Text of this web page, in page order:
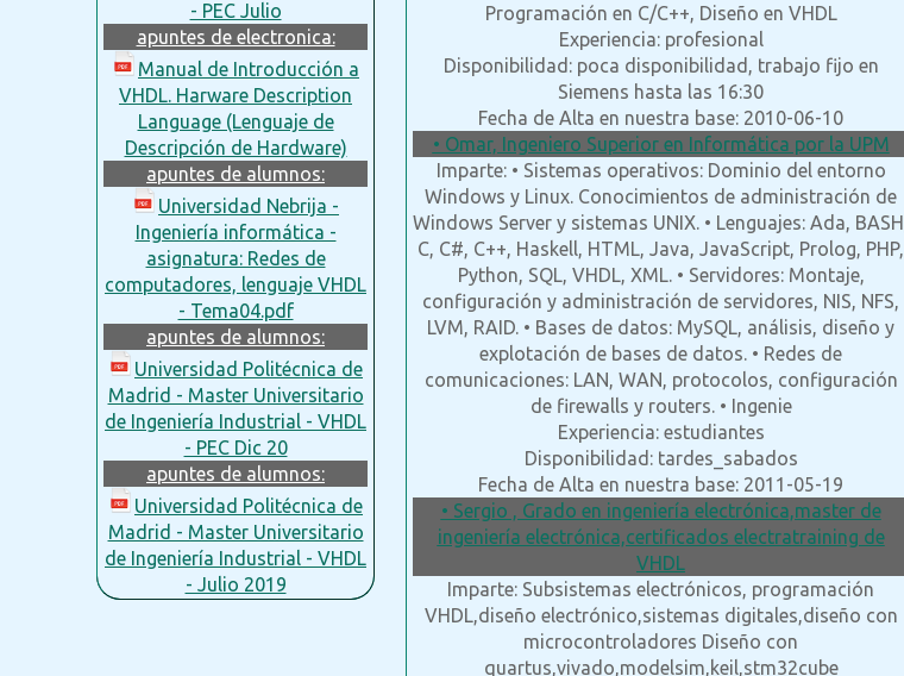
- PEC Julio
apuntes de electronica:
Manual de Introducción a
VHDL. Harware Description
Language (Lenguaje de
Descripción de Hardware)
apuntes de alumnos:
Universidad Nebrija -
Ingeniería informática -
asignatura: Redes de
computadores, lenguaje VHDL
- Tema04.pdf
apuntes de alumnos:
Universidad Politécnica de
Madrid - Master Universitario
de Ingeniería Industrial - VHDL
- PEC Dic 20
apuntes de alumnos:
Universidad Politécnica de
Madrid - Master Universitario
de Ingeniería Industrial - VHDL
- Julio 2019
Programación en C/C++, Diseño en VHDL
Experiencia: profesional
Disponibilidad: poca disponibilidad, trabajo fijo en
Siemens hasta las 16:30
Fecha de Alta en nuestra base: 2010-06-10
• Omar, Ingeniero Superior en Informática por la UPM
Imparte: • Sistemas operativos: Dominio del entorno
Windows y Linux. Conocimientos de administración de
Windows Server y sistemas UNIX. • Lenguajes: Ada, BASH,
C, C#, C++, Haskell, HTML, Java, JavaScript, Prolog, PHP,
Python, SQL, VHDL, XML. • Servidores: Montaje,
configuración y administración de servidores, NIS, NFS,
LVM, RAID. • Bases de datos: MySQL, análisis, diseño y
explotación de bases de datos. • Redes de
comunicaciones: LAN, WAN, protocolos, configuración
de firewalls y routers. • Ingenie
Experiencia: estudiantes
Disponibilidad: tardes_sabados
Fecha de Alta en nuestra base: 2011-05-19
• Sergio , Grado en ingeniería electrónica,master de
ingeniería electrónica,certificados electratraining de
VHDL
Imparte: Subsistemas electrónicos, programación
VHDL,diseño electrónico,sistemas digitales,diseño con
microcontroladores Diseño con
quartus,vivado,modelsim,keil,stm32cube